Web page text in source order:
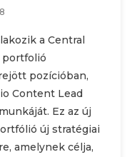
a Central
portfolió
pozícióban,
Content Lead
Ez az új
új stratégiai
amelynek célja,